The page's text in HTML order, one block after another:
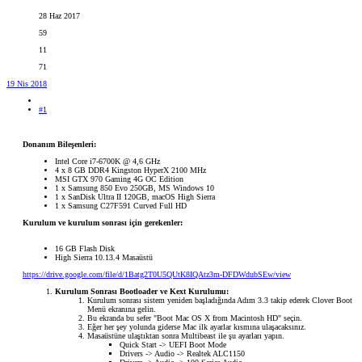
28 Haz 2017
59
11
71
19 Nis 2018
#1
Donanım Bileşenleri:
Intel Core i7-6700K @ 4,6 GHz
4 x 8 GB DDR4 Kingston HyperX 2100 MHz
MSI GTX 970 Gaming 4G OC Edition
1 x Samsung 850 Evo 250GB, MS Windows 10
1 x SanDisk Ultra II 120GB, macOS High Sierra
1 x Samsung C27F591 Curved Full HD
Kurulum ve kurulum sonrası için gerekenler:
16 GB Flash Disk
High Sierra 10.13.4 Masaüstü
https://drive.google.com/file/d/1Batg2T0U5QUtK8IQAtz3m-DFDWdubSEw/view
Kurulum Sonrası Bootloader ve Kext Kurulumu:
Kurulum sonrası sistem yeniden başladığında Adım 3.3 takip ederek Clover Boot
Menü ekranına gelin.
Bu ekranda bu sefer "Boot Mac OS X from Macintosh HD" seçin.
Eğer her şey yolunda giderse Mac ilk ayarlar kısmına ulaşacaksınız.
Masaüstüne ulaştıktan sonra Multibeast ile şu ayarları yapın.
Quick Start -> UEFI Boot Mode
Drivers -> Audio -> Realtek ALC1150